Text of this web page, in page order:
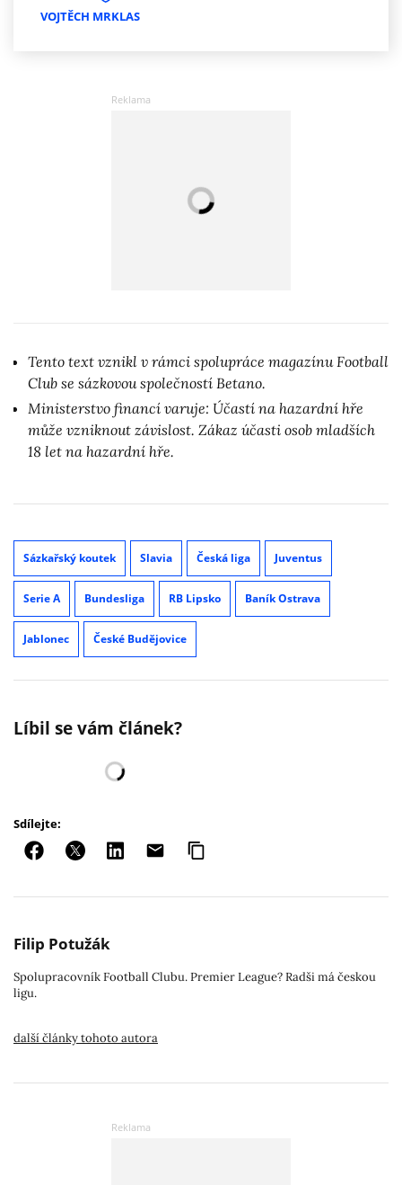
VOJTĚCH MRKLAS
Tento text vznikl v rámci spolupráce magazínu Football
Club se sázkovou společností Betano.
Ministerstvo financí varuje: Účastí na hazardní hře
může vzniknout závislost. Zákaz účasti osob mladších
18 let na hazardní hře.
Sázkařský koutek Slavia Česká liga Juventus
Serie A Bundesliga RB Lipsko Baník Ostrava
Jablonec České Budějovice
Líbil se vám článek?
Sdílejte:
Filip Potužák
Spolupracovník Football Clubu. Premier League? Radši má českou
ligu.
další články tohoto autora